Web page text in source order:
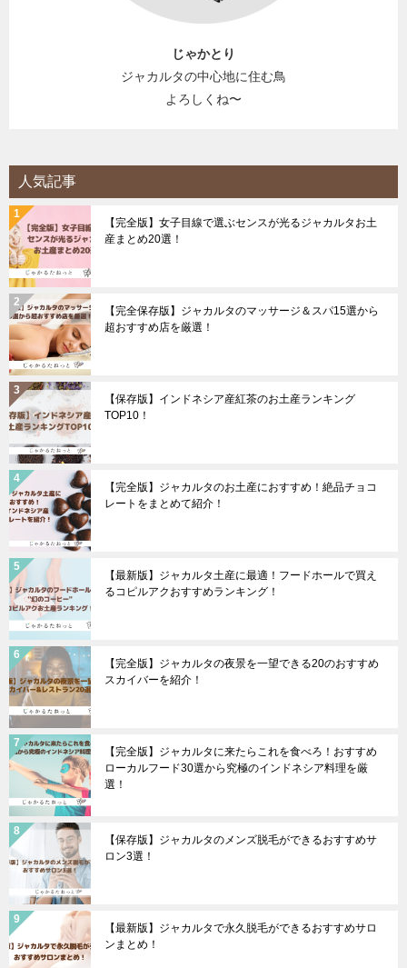
じゃかとり
ジャカルタの中心地に住む鳥
よろしくね〜
人気記事
【完全版】女子目線で選ぶセンスが光るジャカルタお土
産まとめ20選！
【完全保存版】ジャカルタのマッサージ＆スパ15選から
超おすすめ店を厳選！
【保存版】インドネシア産紅茶のお土産ランキング
TOP10！
【完全版】ジャカルタのお土産におすすめ！絶品チョコ
レートをまとめて紹介！
【最新版】ジャカルタ土産に最適！フードホールで買え
るコピルアクおすすめランキング！
【完全版】ジャカルタの夜景を一望できる20のおすすめ
スカイバーを紹介！
【完全版】ジャカルタに来たらこれを食べろ！おすすめ
ローカルフード30選から究極のインドネシア料理を厳
選！
【保存版】ジャカルタのメンズ脱毛ができるおすすめサ
ロン3選！
【最新版】ジャカルタで永久脱毛ができるおすすめサロ
ンまとめ！